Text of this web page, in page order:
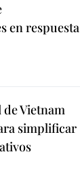
en respuesta
de Vietnam
simplificar